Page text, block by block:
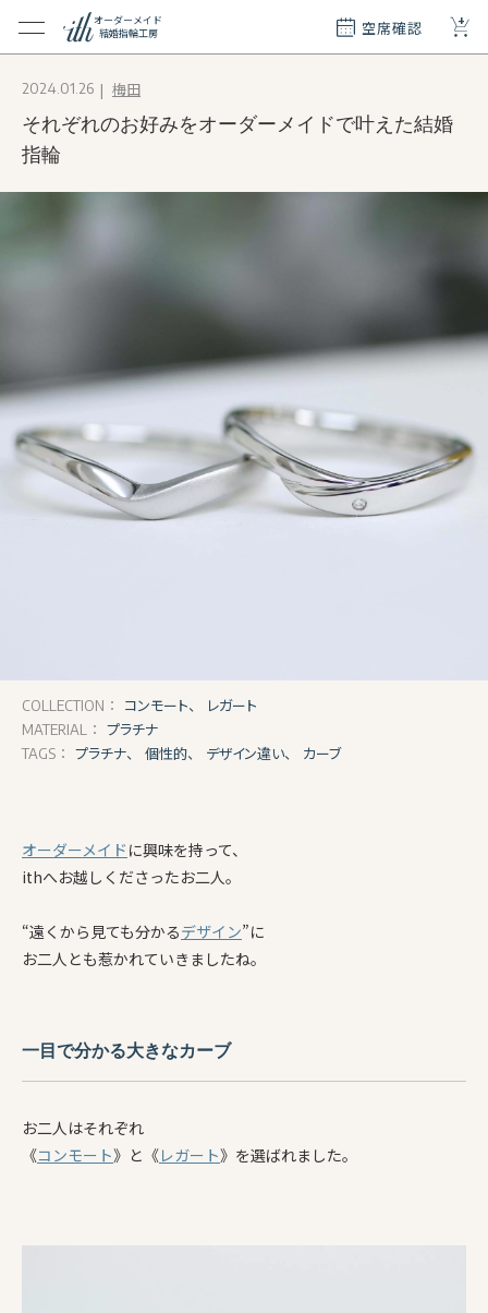
オーダーメイド
結婚指輪工房
空席確認 +
メイド
リー
2024.01.26 梅田
それぞれのお好みをオーダーメイドで叶えた結婚
指輪
COLLECTION： コンモート、 レガート
MATERIAL： プラチナ
TAGS： プラチナ、 個性的、 デザイン違い、 カーブ
オーダーメイド に興味を持って、
ithへお越しくださったお二人。
“遠くから見ても分かるデザイン”に
お二人とも惹かれていきましたね。
一目で分かる大きなカーブ
お二人はそれぞれ
《コンモート》と《レガート》を選ばれました。